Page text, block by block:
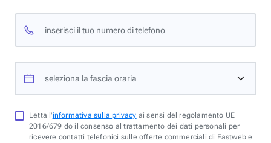
inserisci il tuo numero di telefono
seleziona la fascia oraria
Letta l'informativa sulla privacy ai sensi del regolamento UE
2016/679 do il consenso al trattamento dei dati personali per
ricevere contatti telefonici sulle offerte commerciali di Fastweb e